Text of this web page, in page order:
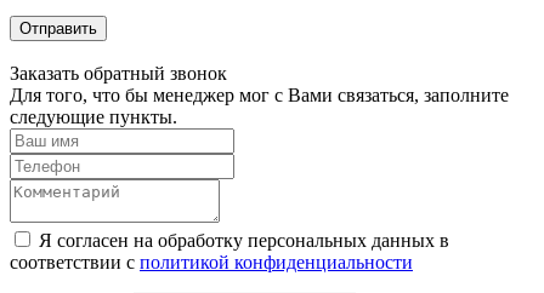
Отправить
Заказать обратный звонок
Для того, что бы менеджер мог с Вами связаться, заполните
следующие пункты.
Я согласен на обработку персональных данных в
соответствии с политикой конфиденциальности